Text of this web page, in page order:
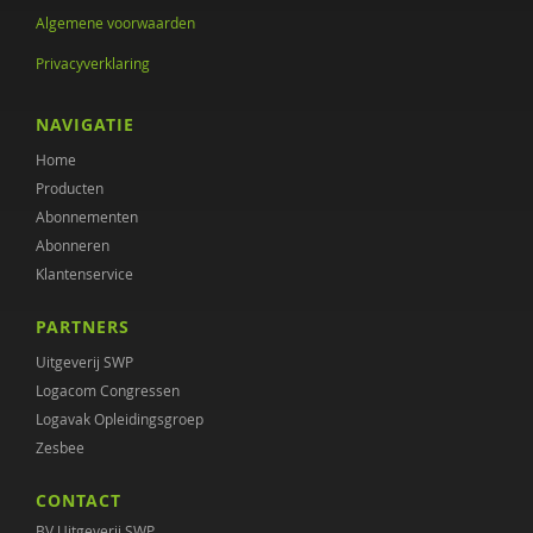
Andrè Hielkema
Max Huber
Nadja Jungmann
Mariël Kanne
Gerdie Kienhorst
Martijn Kikkert
Bauke Koekkoek
Mariken de Koning
Jack van der Kruijs
Pien Leendertse
Algemene voorwaarden
Privacyverklaring
NAVIGATIE
Home
Producten
Abonnementen
Abonneren
Klantenservice
PARTNERS
Uitgeverij SWP
Logacom Congressen
Logavak Opleidingsgroep
Zesbee
CONTACT